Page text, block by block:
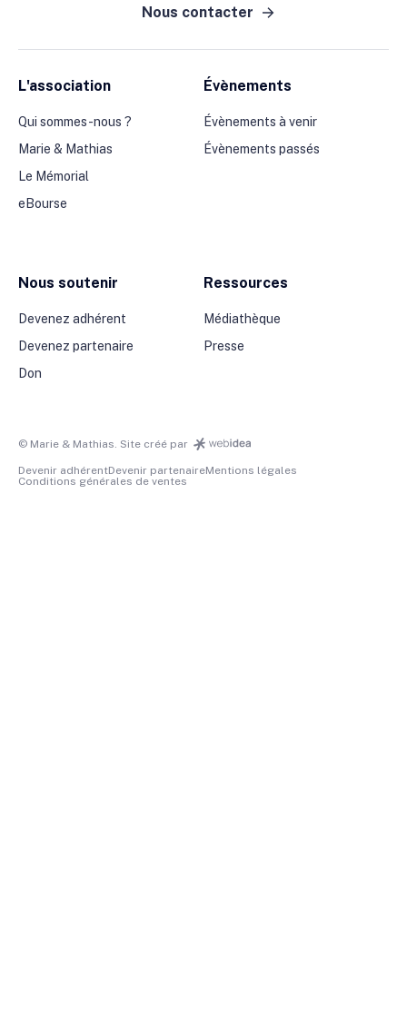
L'association
Qui sommes-nous ?
Marie & Mathias
Le Mémorial
eBourse
Évènements
Évènements à venir
Évènements passés
Nous soutenir
Devenez adhérent
Devenez partenaire
Don
Ressources
Médiathèque
Presse
Nous contacter
© Marie & Mathias. Site créé par
Devenir adhérentDevenir partenaireMentions légales
Conditions générales de ventes